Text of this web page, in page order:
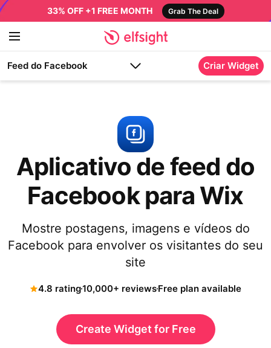
33% OFF +1 FREE MONTH Grab The Deal
Feed do Facebook Criar Widget
Aplicativo de feed do
Facebook para Wix
Mostre postagens, imagens e vídeos do
Facebook para envolver os visitantes do seu
site
4.8 rating10,000+ reviewsFree plan available
Create Widget for Free